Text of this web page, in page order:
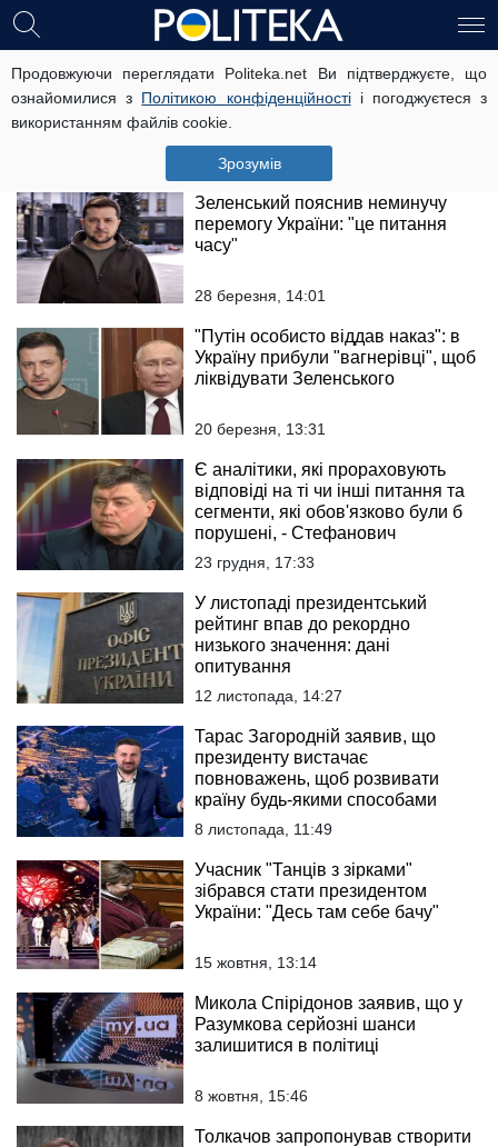
Продовжуючи переглядати Politeka.net Ви підтверджуєте, що
ознайомилися з Політикою конфіденційностіі погоджуєтеся з
використанням файлів cookie.
Зрозумів
"Відчуваю, що щось не так":
Володимир Зеленський зізнався,
за що його мучить совість
29 квітня, 08:02
Зеленський пояснив неминучу
перемогу України: "це питання
часу"
28 березня, 14:01
"Путін особисто віддав наказ": в
Україну прибули "вагнерівці", щоб
ліквідувати Зеленського
20 березня, 13:31
Є аналітики, які прораховують
відповіді на ті чи інші питання та
сегменти, які обов'язково були б
порушені, - Стефанович
23 грудня, 17:33
У листопаді президентський
рейтинг впав до рекордно
низького значення: дані
опитування
12 листопада, 14:27
Тарас Загородній заявив, що
президенту вистачає
повноважень, щоб розвивати
країну будь-якими способами
8 листопада, 11:49
Учасник "Танців з зірками"
зібрався стати президентом
України: "Десь там себе бачу"
15 жовтня, 13:14
Микола Спірідонов заявив, що у
Разумкова серйозні шанси
залишитися в політиці
8 жовтня, 15:46
Толкачов запропонував створити